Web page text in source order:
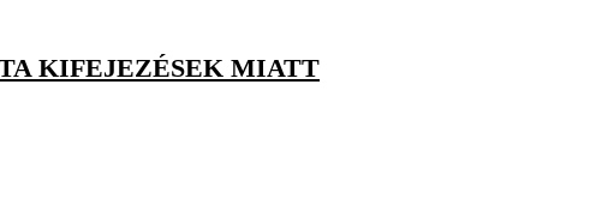
KIFEJEZÉSEK MIATT